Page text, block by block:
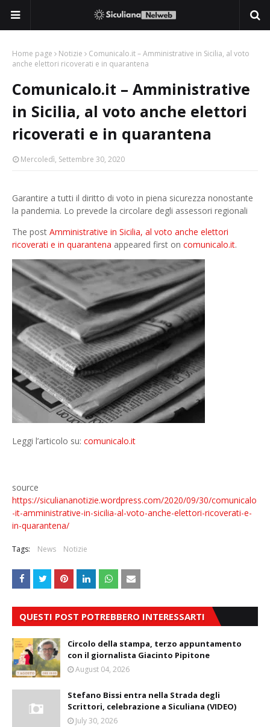
Home page Notizie
Comunicalo.it – Amministrative in Sicilia, al voto
anche elettori ricoverati e in quarantena
Comunicalo.it – Amministrative
in Sicilia, al voto anche elettori
ricoverati e in quarantena
Mercoledì, Settembre 30, 2020
Garantire a tutti il diritto di voto in piena sicurezza nonostante
la pandemia. Lo prevede la circolare degli assessori regionali
The post Amministrative in Sicilia, al voto anche elettori
ricoverati e in quarantena appeared first on comunicalo.it.
Leggi l’articolo su: comunicalo.it
source
https://siculiananotizie.wordpress.com/2020/09/30/comunicalo
-it-amministrative-in-sicilia-al-voto-anche-elettori-ricoverati-e-
in-quarantena/
Tags: News Notizie
QUESTI POST POTREBBERO INTERESSARTI
Circolo della stampa, terzo appuntamento
con il giornalista Giacinto Pipitone
August 04, 2026
Stefano Bissi entra nella Strada degli
Scrittori, celebrazione a Siculiana (VIDEO)
July 30, 2026